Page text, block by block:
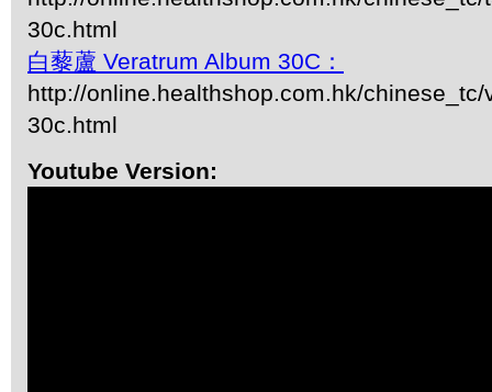
30c.html
白藜蘆 Veratrum Album 30C：
http://online.healthshop.com.hk/
30c.html
Youtube Version: